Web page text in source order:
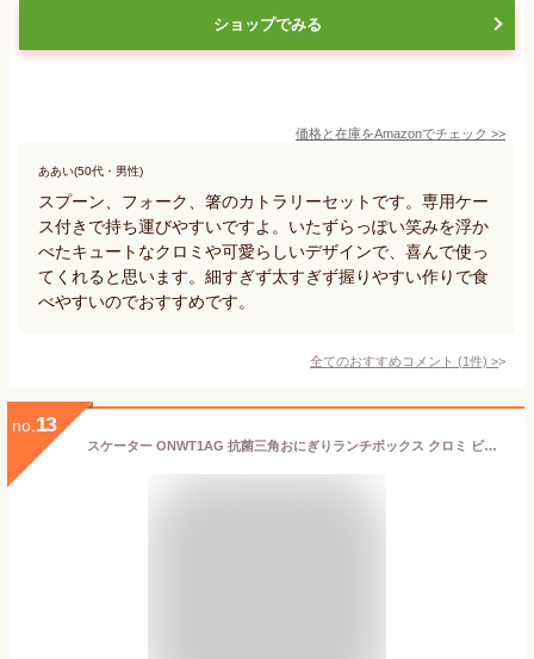
ショップでみる
価格と在庫をAmazonでチェック >>
ああい(50代・男性)
スプーン、フォーク、箸のカトラリーセットです。専用ケー
ス付きで持ち運びやすいですよ。いたずらっぽい笑みを浮か
べたキュートなクロミや可愛らしいデザインで、喜んで使っ
てくれると思います。細すぎず太すぎず握りやすい作りで食
べやすいのでおすすめです。
全てのおすすめコメント (1件) >
no. 13
スケーター ONWT1AG 抗菌三角おにぎりランチボックス クロミ ビックリボン 【二段 500ml レンジ対応 かわいい 子供 ランチボックス 弁当箱 コンパクト】